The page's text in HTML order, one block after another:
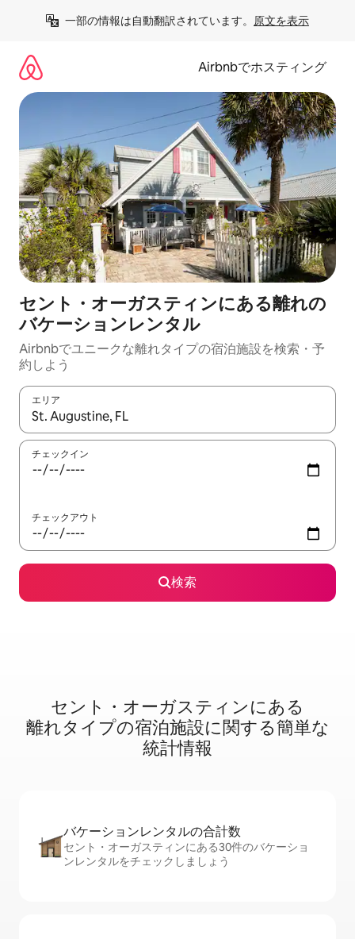
一部の情報は自動翻訳されています。 原文を表示
Airbnbでホスティング
セント・オーガスティンにある離れの
バケーションレンタル
Airbnbでユニークな離れタイプの宿泊施設を検索・予
約しよう
エリア
検索結果が表示されたら、上下の矢印キーを使って移動するか
チェックイン
チェックアウト
検索
セント・オーガスティンに⁠あ⁠る
離⁠れ⁠タ⁠イ⁠プ⁠の宿⁠泊⁠施⁠設⁠に関⁠す⁠る簡⁠単⁠な
統⁠計⁠情⁠報
バケーションレ⁠ン⁠タ⁠ル⁠の合⁠計⁠数
セント・オーガスティンにある30件のバケーショ
ンレンタルをチェックしましょう